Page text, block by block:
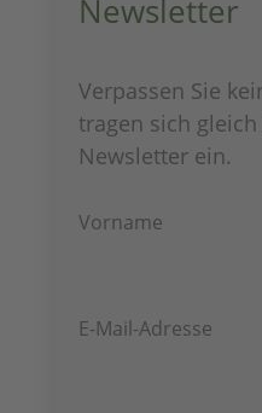
Newsletter
Verpassen Sie
tragen sich
Newsletter ein.
Vorname
E-Mail-Adresse